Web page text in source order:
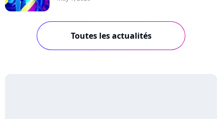
Toutes les actualités